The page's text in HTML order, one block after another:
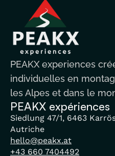
PEAKX experiences
individuelles en
les Alpes et dans le
PEAKX expériences
Siedlung 47/1, 6463
Autriche
hello@peakx.at
+43 660 7404492